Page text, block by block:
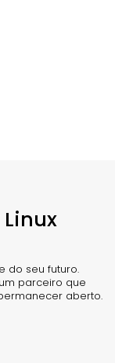
Linux
do seu futuro.
parceiro que
aberto.